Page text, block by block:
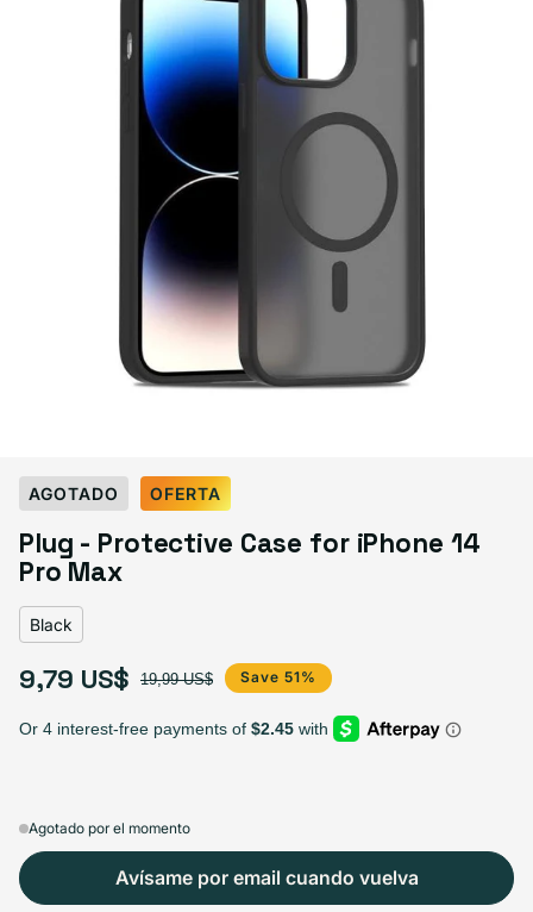
Select Color: Black
Black
Variante agotada o no disponible
Sapphire
Variante agotada o no disponible
Gray
Blue
Purple
Pink
AGOTADO OFERTA
Plug - Protective Case for iPhone 14
Pro Max
Black
Precio de oferta
9,79 US$
Precio habitual19,99 US$ Save 51%
Agotado por el momento
Avísame por email cuando vuelva